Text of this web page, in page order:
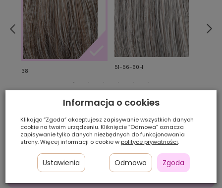
38
51-56-60H
Ilość szt.:
585,00 zł
Cena katalogowa:900,00 zł
Informacja o cookies
Klikając “Zgoda” akceptujesz zapisywanie wszystkich danych
cookie na twoim urządzeniu. Kliknięcie “Odmowa” oznacza
zapisywanie tylko danych niezbędnych do funkcjonowania
strony. Więcej informacji o cookie w polityce prywatności.
Ustawienia Odmowa Zgoda